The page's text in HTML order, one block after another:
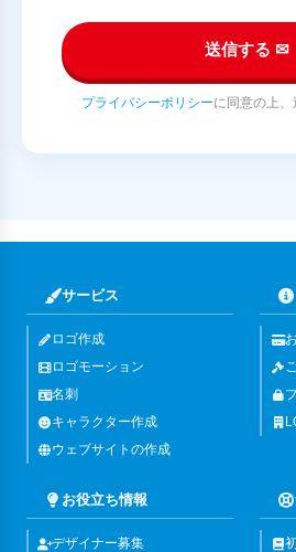
送信する ✉
プライバシーポリシーに同意の上、
サービス
ロゴ作成
ロゴモーション
名刺
キャラクター作成
ウェブサイトの作成
お役立ち情報
デザイナー募集